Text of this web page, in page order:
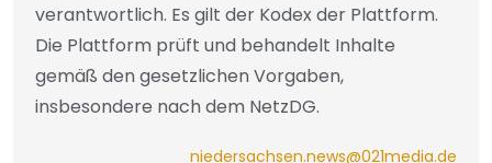
verantwortlich. Es gilt der Kodex der Plattform.
Die Plattform prüft und behandelt Inhalte
gemäß den gesetzlichen Vorgaben,
insbesondere nach dem NetzDG.
niedersachsen.news@021media.de